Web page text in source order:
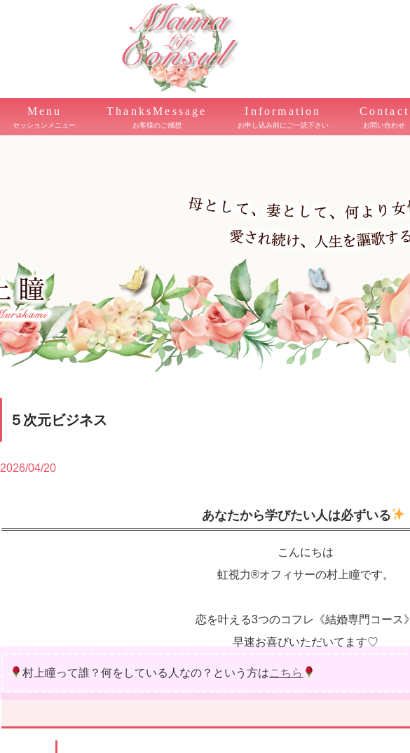
Menu
セッションメニュー
ThanksMessage
お客様のご感想
Information
お申し込み前にご一読下さい
Contact
お問い合わせ
５次元ビジネス
2026/04/20
あなたから学びたい人は必ずいる
こんにちは
虹視力®️オフィサーの村上瞳です。
恋を叶える3つのコフレ《結婚専門コース》
早速お喜びいただいてます♡
村上瞳って誰？何をしている人なの？という方はこちら